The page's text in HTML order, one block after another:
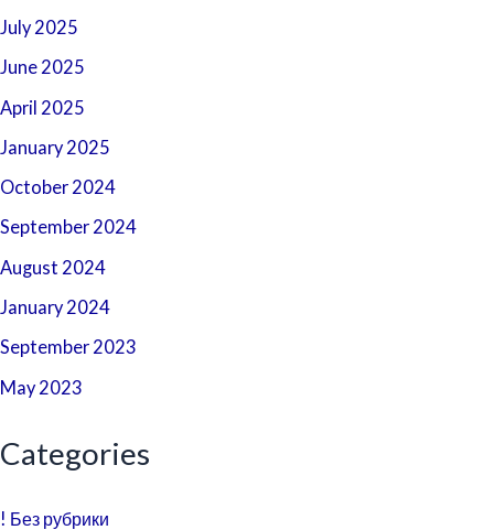
July 2025
June 2025
April 2025
January 2025
October 2024
September 2024
August 2024
January 2024
September 2023
May 2023
Categories
! Без рубрики